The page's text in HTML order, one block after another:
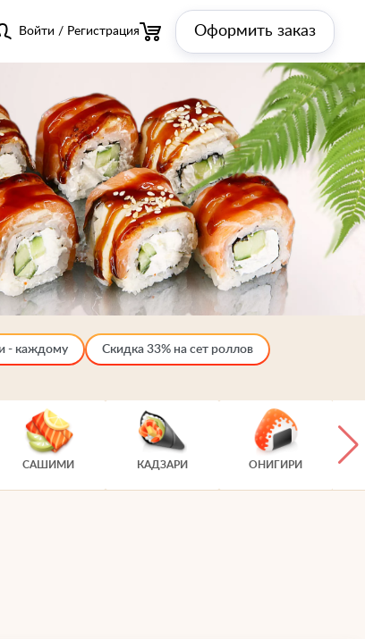
Войти / Регистрация Оформить заказ
- каждому Скидка 33% на сет роллов
САШИМИ КАДЗАРИ ОНИГИРИ